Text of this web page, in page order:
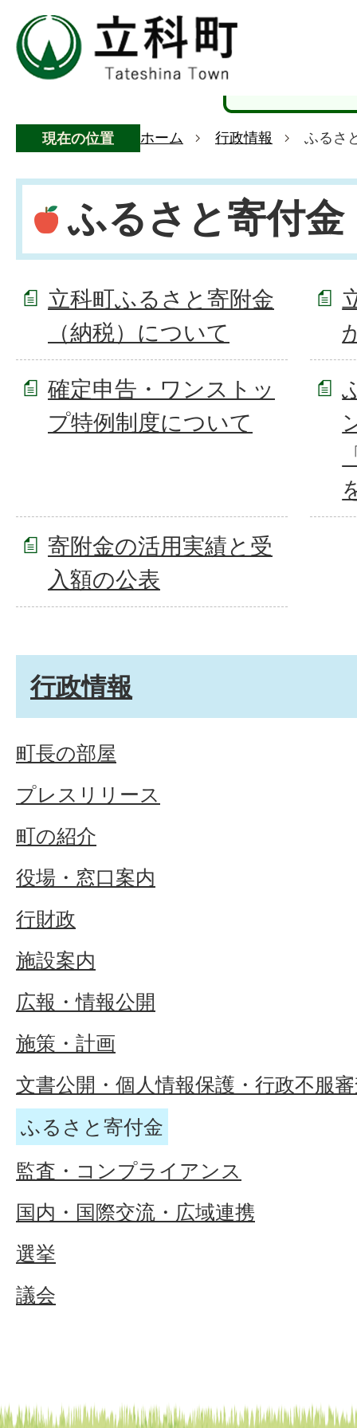
現在の位置 ホーム 行政情報 ふるさ
ふるさと寄付金
立科町ふるさと寄附金
（納税）について
確定申告・ワンストッ
プ特例制度について
寄附金の活用実績と受
入額の公表
行政情報
町長の部屋
プレスリリース
町の紹介
役場・窓口案内
行財政
施設案内
広報・情報公開
施策・計画
文書公開・個人情報保護・行政不服
ふるさと寄付金
監査・コンプライアンス
国内・国際交流・広域連携
選挙
議会